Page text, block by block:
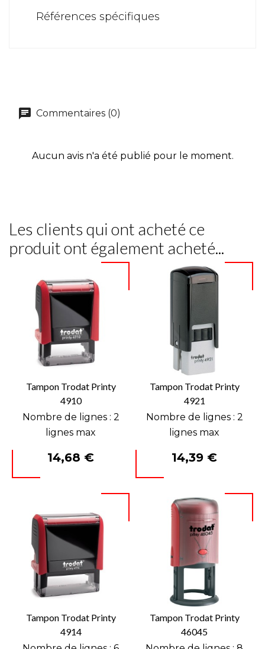
Références spécifiques
Commentaires (0)
Aucun avis n'a été publié pour le moment.
Les clients qui ont acheté ce
produit ont également acheté...
Tampon Trodat Printy
4910
Nombre de lignes : 2
lignes max
Prix
14,68 €
Tampon Trodat Printy
4921
Nombre de lignes : 2
lignes max
Prix
14,39 €
Tampon Trodat Printy
4914
Tampon Trodat Printy
46045